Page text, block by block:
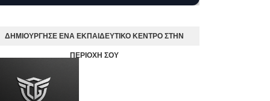
ΔΗΜΙΟΥΡΓΗΣΕ ΕΝΑ ΕΚΠΑΙΔΕΥΤΙΚΟ ΚΕΝΤΡΟ ΣΤΗΝ
ΠΕΡΙΟΧΗ ΣΟΥ